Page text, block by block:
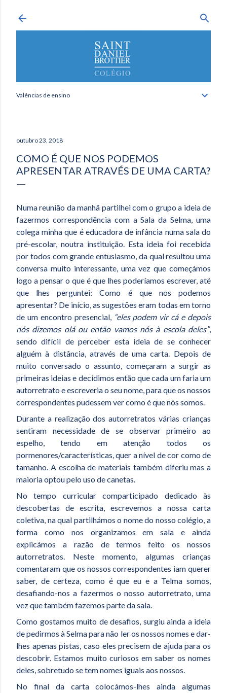
Valências de ensino
outubro 23, 2018
COMO É QUE NOS PODEMOS
APRESENTAR ATRAVÉS DE UMA CARTA?
Numa reunião da manhã partilhei com o grupo a ideia de
fazermos correspondência com a Sala da Selma, uma
colega minha que é educadora de infância numa sala do
pré-escolar, noutra instituição. Esta ideia foi recebida
por todos com grande entusiasmo, da qual resultou uma
conversa muito interessante, uma vez que começámos
logo a pensar o que é que lhes poderíamos escrever, até
que lhes perguntei: Como é que nos podemos
apresentar? De início, as sugestões eram todas em torno
de um encontro presencial, “eles podem vir cá e depois
nós dizemos olá ou então vamos nós à escola deles”,
sendo difícil de perceber esta ideia de se conhecer
alguém à distância, através de uma carta. Depois de
muito conversado o assunto, começaram a surgir as
primeiras ideias e decidimos então que cada um faria um
autorretrato e escreveria o seu nome, para que os nossos
correspondentes pudessem ver como é que nós somos.
Durante a realização dos autorretratos várias crianças
sentiram necessidade de se observar primeiro ao
espelho, tendo em atenção todos os
pormenores/características, quer a nível de cor como de
tamanho. A escolha de materiais também diferiu mas a
maioria optou pelo uso de canetas.
No tempo curricular comparticipado dedicado às
descobertas de escrita, escrevemos a nossa carta
coletiva, na qual partilhámos o nome do nosso colégio, a
forma como nos organizamos em sala e ainda
explicámos a razão de termos feito os nossos
autorretratos. Neste momento, algumas crianças
comentaram que os nossos correspondentes iam querer
saber, de certeza, como é que eu e a Telma somos,
desafiando-nos a fazermos o nosso autorretrato, uma
vez que também fazemos parte da sala.
Como gostamos muito de desafios, surgiu ainda a ideia
de pedirmos à Selma para não ler os nossos nomes e dar-
lhes apenas pistas, caso eles precisem de ajuda para os
descobrir. Estamos muito curiosos em saber os nomes
deles, sobretudo se tem nomes iguais aos nossos.
No final da carta colocámos-lhes ainda algumas